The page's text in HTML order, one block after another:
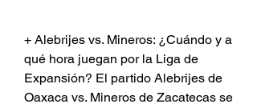
+ Alebrijes vs. Mineros: ¿Cuándo y a
qué hora juegan por la Liga de
Expansión? El partido Alebrijes de
Oaxaca vs. Mineros de Zacatecas se